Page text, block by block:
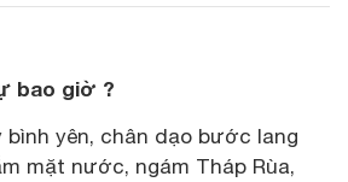
bao giờ ?
bình yên, chân dạo bước lang
mặt nước, ngám Tháp Rùa,